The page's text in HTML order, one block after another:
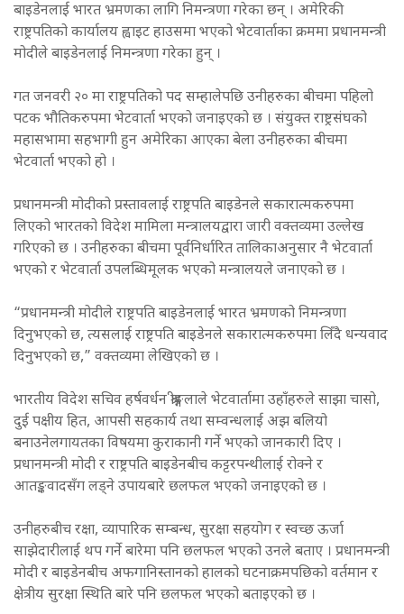
बाइडेनलाई भारत भ्रमणका लागि निमन्त्रणा गरेका छन् । अमेरिकी
राष्ट्रपतिको कार्यालय ह्वाइट हाउसमा भएको भेटवार्ताका क्रममा प्रधानमन्त्री
मोदीले बाइडेनलाई निमन्त्रणा गरेका हुन् ।
गत जनवरी २० मा राष्ट्रपतिको पद सम्हालेपछि उनीहरुका बीचमा पहिलो
पटक भौतिकरुपमा भेटवार्ता भएको जनाइएको छ । संयुक्त राष्ट्रसंघको
महासभामा सहभागी हुन अमेरिका आएका बेला उनीहरुका बीचमा
भेटवार्ता भएको हो ।
प्रधानमन्त्री मोदीको प्रस्तावलाई राष्ट्रपति बाइडेनले सकारात्मकरुपमा
लिएको भारतको विदेश मामिला मन्त्रालयद्वारा जारी वक्तव्यमा उल्लेख
गरिएको छ । उनीहरुका बीचमा पूर्वनिर्धारित तालिकाअनुसार नै भेटवार्ता
भएको र भेटवार्ता उपलब्धिमूलक भएको मन्त्रालयले जनाएको छ ।
“प्रधानमन्त्री मोदीले राष्ट्रपति बाइडेनलाई भारत भ्रमणको निमन्त्रणा
दिनुभएको छ, त्यसलाई राष्ट्रपति बाइडेनले सकारात्मकरुपमा लिँदै धन्यवाद
दिनुभएको छ,” वक्तव्यमा लेखिएको छ ।
भारतीय विदेश सचिव हर्षवर्धन श्रीङ्गलाले भेटवार्तामा उहाँहरुले साझा चासो,
दुई पक्षीय हित, आपसी सहकार्य तथा सम्वन्धलाई अझ बलियो
बनाउनेलगायतका विषयमा कुराकानी गर्ने भएको जानकारी दिए ।
प्रधानमन्त्री मोदी र राष्ट्रपति बाइडेनबीच कट्टरपन्थीलाई रोक्ने र
आतङ्कवादसँग लड्ने उपायबारे छलफल भएको जनाइएको छ ।
उनीहरुबीच रक्षा, व्यापारिक सम्बन्ध, सुरक्षा सहयोग र स्वच्छ ऊर्जा
साझेदारीलाई थप गर्ने बारेमा पनि छलफल भएको उनले बताए । प्रधानमन्त्री
मोदी र बाइडेनबीच अफगानिस्तानको हालको घटनाक्रमपछिको वर्तमान र
क्षेत्रीय सुरक्षा स्थिति बारे पनि छलफल भएको बताइएको छ ।